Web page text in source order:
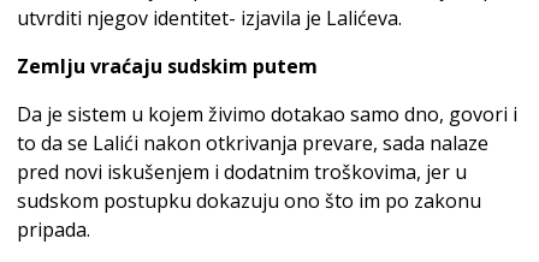
utvrditi njegov identitet- izjavila je Lalićeva.
Zemlju vraćaju sudskim putem
Da je sistem u kojem živimo dotakao samo dno, govori i
to da se Lalići nakon otkrivanja prevare, sada nalaze
pred novi iskušenjem i dodatnim troškovima, jer u
sudskom postupku dokazuju ono što im po zakonu
pripada.